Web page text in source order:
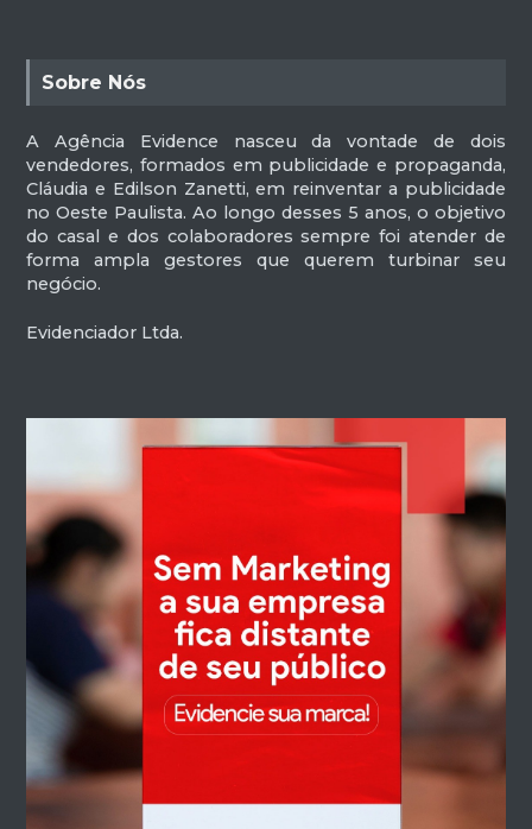
Sobre Nós
A Agência Evidence nasceu da vontade de dois
vendedores, formados em publicidade e propaganda,
Cláudia e Edilson Zanetti, em reinventar a publicidade
no Oeste Paulista. Ao longo desses 5 anos, o objetivo
do casal e dos colaboradores sempre foi atender de
forma ampla gestores que querem turbinar seu
negócio.
Evidenciador Ltda.